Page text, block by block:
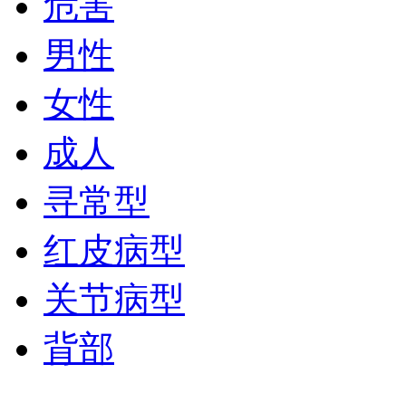
男性
女性
成人
寻常型
红皮病型
关节病型
背部